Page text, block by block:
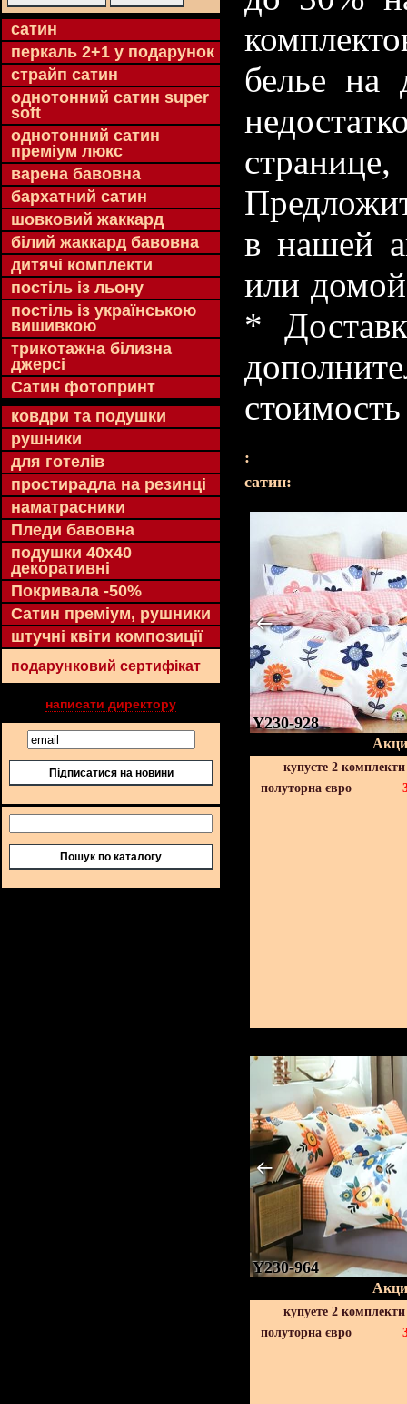
cатин
перкаль 2+1 у подарунок
страйп сатин
однотонний сатин super
soft
однотонний сатин
преміум люкс
варена бавовна
бархатний сатин
шовковий жаккард
білий жаккард бавовна
дитячі комплекти
постіль із льону
постіль із українською
вишивкою
трикотажна білизна
джерсі
Сатин фотопринт
ковдри та подушки
рушники
для готелів
простирадла на резинці
наматрасники
Пледи бавовна
подушки 40х40
декоративні
Покривала -50%
Сатин преміум, рушники
штучні квіти композиції
подарунковий сертифікат
написати директору
Підписатися на новини
Пошук по каталогу
белье на
в нашей
или
*
:
cатин:
Y230-928
купуєте 2
полуторна євро
Y230-964
купуете 2
полуторна євро